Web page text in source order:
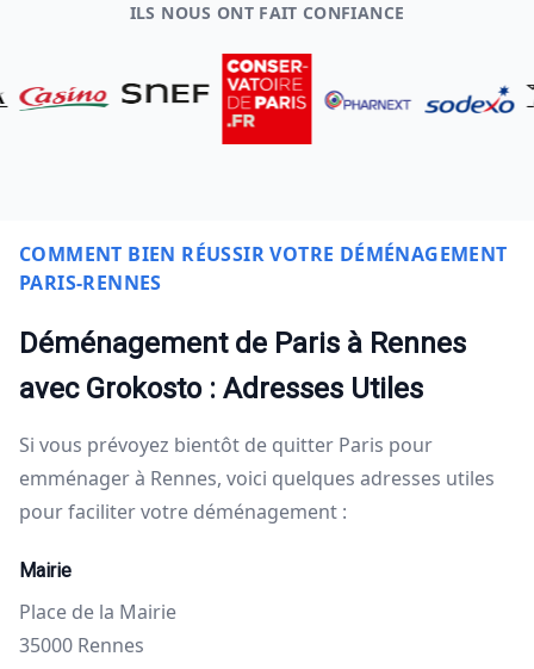
ILS NOUS ONT FAIT CONFIANCE
COMMENT BIEN RÉUSSIR VOTRE DÉMÉNAGEMENT
PARIS-RENNES
Déménagement de Paris à Rennes
avec Grokosto : Adresses Utiles
Si vous prévoyez bientôt de quitter Paris pour
emménager à Rennes, voici quelques adresses utiles
pour faciliter votre déménagement :
Mairie
Place de la Mairie
35000 Rennes